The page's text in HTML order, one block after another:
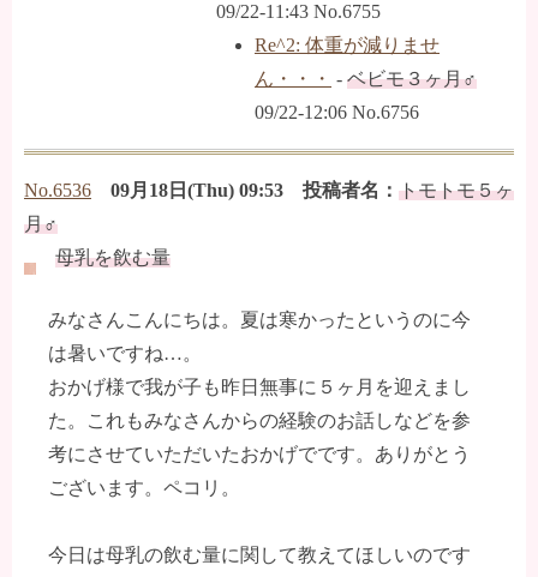
09/22-11:43 No.6755
Re^2: 体重が減りませ
ん・・・ - ベビモ３ヶ月♂
09/22-12:06 No.6756
No.6536 09月18日(Thu) 09:53 投稿者名： トモトモ５ヶ
月♂
母乳を飲む量
みなさんこんにちは。夏は寒かったというのに今
は暑いですね…。
おかげ様で我が子も昨日無事に５ヶ月を迎えまし
た。これもみなさんからの経験のお話しなどを参
考にさせていただいたおかげでです。ありがとう
ございます。ペコリ。
今日は母乳の飲む量に関して教えてほしいのです